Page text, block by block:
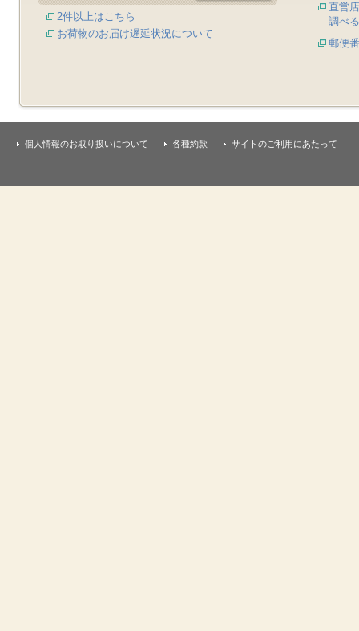
2件以上はこちら
お荷物のお届け遅延状況について
直営
調べる
郵便
個人情報のお取り扱いについて 各種約款 サイトのご利用にあたって